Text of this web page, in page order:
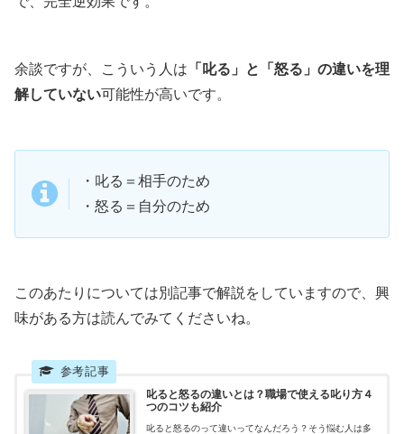
余談ですが、こういう人は 「叱る」と「怒る」の違いを理
解していない可能性が高いです。
・叱る＝相手のため
・怒る＝自分のため
このあたりについては別記事で解説をしていますので、興
味がある方は読んでみてくださいね。
叱ると怒るの違いとは？職場で使える叱り方４
つのコツも紹介
叱ると怒るのって違いってなんだろう？そう悩む人は多